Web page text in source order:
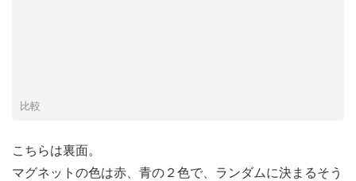
比較
こちらは裏面。
マグネットの色は赤、青の２色で、ランダムに決まるそう